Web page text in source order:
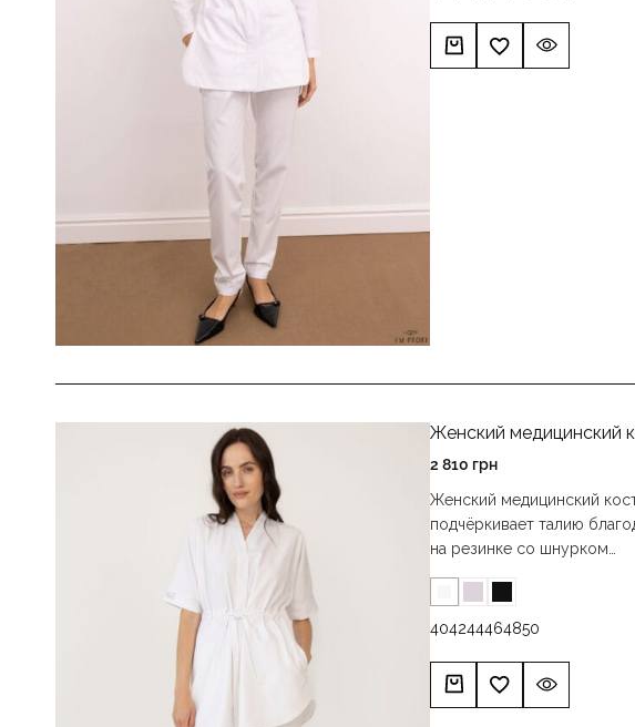
Женский медицинский
2 810 грн
Женский медицинский
подчёркивает талию
на резинке со шнурком…
404244464850